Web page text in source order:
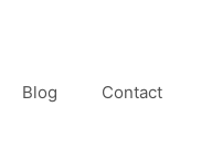
Blog Contact